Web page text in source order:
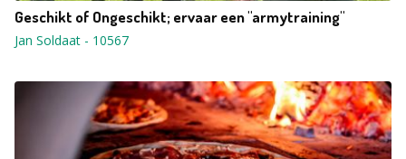
Geschikt of Ongeschikt; ervaar een "armytraining"
Jan Soldaat - 10567